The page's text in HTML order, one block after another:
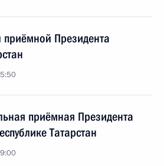
Президента
приёмная Президента
Татарстан